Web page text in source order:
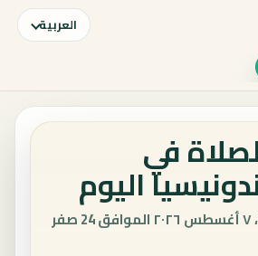
العربية
في
اليوم
تاريخ اليوم: الجمعة، ٧ أغسطس ٢٠٢٦ الموافق 24 صفر